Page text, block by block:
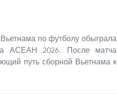
по футболу обыграла
АСЕАН 2026. После матча
путь сборной Вьетнама к